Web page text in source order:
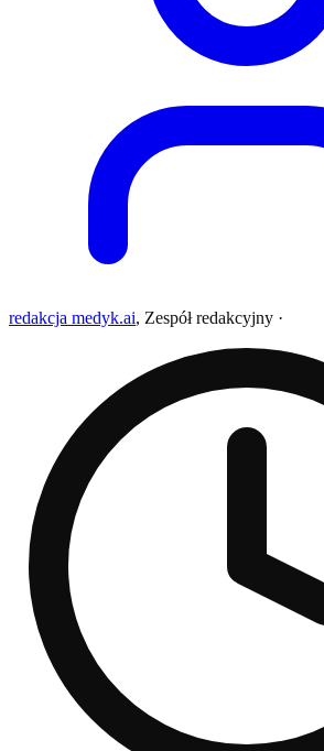
redakcja medyk.ai, Zespół redakcyjny ·